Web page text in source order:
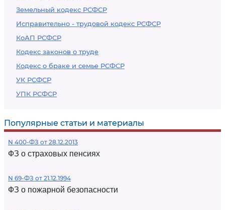
Земельный кодекс РСФСР
Исправительно - трудовой кодекс РСФСР
КоАП РСФСР
Кодекс законов о труде
Кодекс о браке и семье РСФСР
УК РСФСР
УПК РСФСР
Популярные статьи и материалы
N 400-ФЗ от 28.12.2013
ФЗ о страховых пенсиях
N 69-ФЗ от 21.12.1994
ФЗ о пожарной безопасности